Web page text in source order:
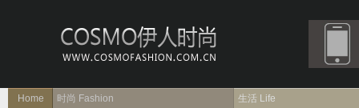
Home 时尚 Fashion 生活 Life